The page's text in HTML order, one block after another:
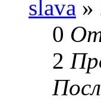
slava »
0
2